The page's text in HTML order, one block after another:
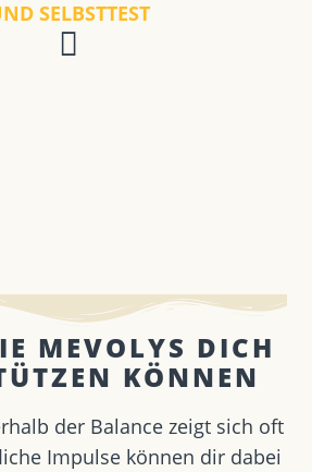
SELBSTTEST
MEVOLYS DICH
KÖNNEN
der Balance zeigt sich oft
Impulse können dir dabei